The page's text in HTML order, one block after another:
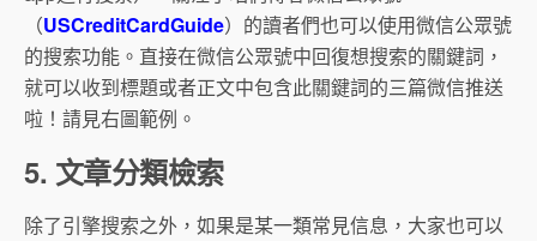
（USCreditCardGuide）的讀者們也可以使用微信公眾號
的搜索功能。直接在微信公眾號中回復想搜索的關鍵詞，
就可以收到標題或者正文中包含此關鍵詞的三篇微信推送
啦！請見右圖範例。
5. 文章分類檢索
除了引擎搜索之外，如果是某一類常見信息，大家也可以